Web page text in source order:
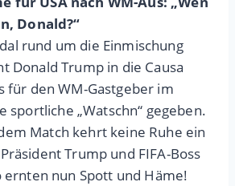
Donald?“
rund um die Einmischung
Donald Trump in die Causa
für den WM-Gastgeber im
sportliche „Watschn“ gegeben.
Match kehrt keine Ruhe ein
Trump und FIFA-Boss
ernten nun Spott und Häme!